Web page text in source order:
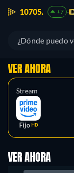
10705.
+7
¿Dónde puedo
VER AHORA
Stream
Fijo HD
VER AHORA